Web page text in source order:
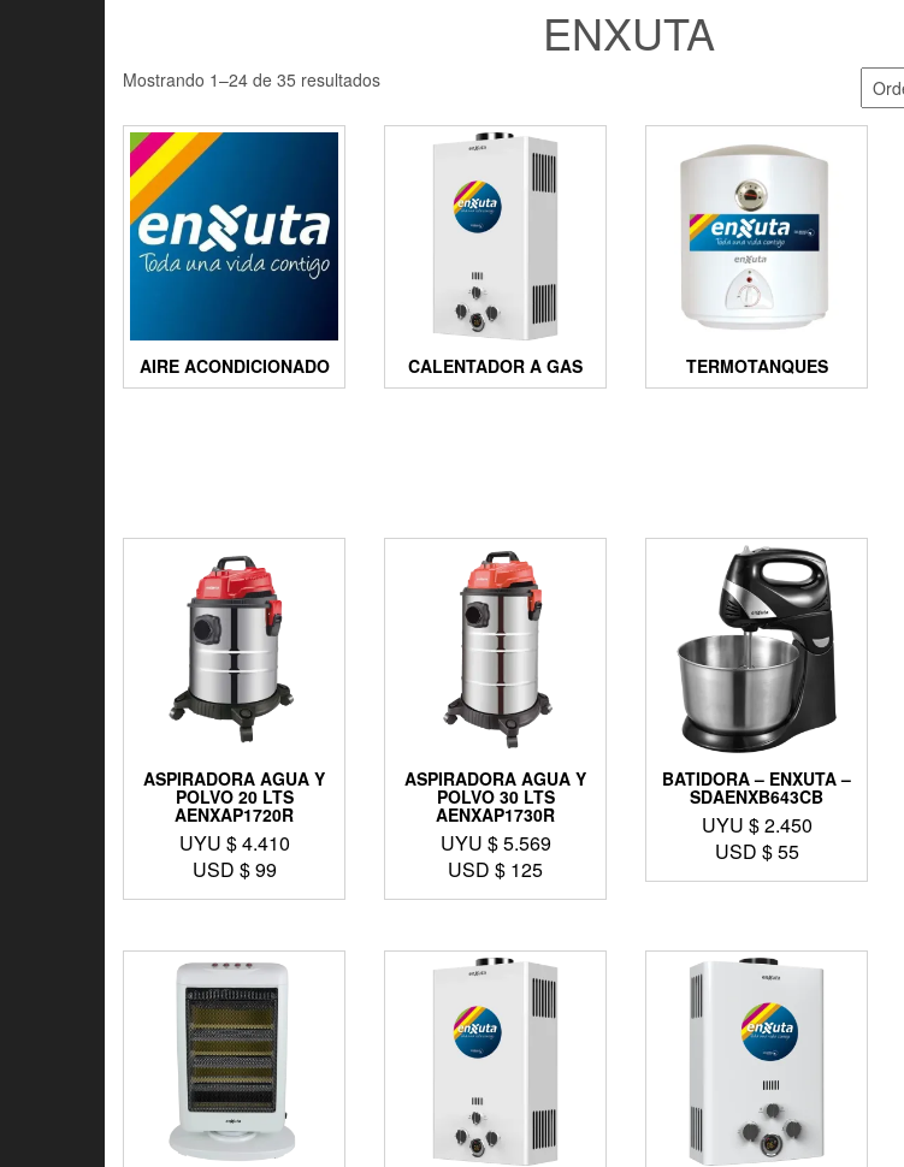
ENXUTA
Mostrando 1–24 de 35 resultados
AIRE ACONDICIONADO CALENTADOR A GAS TERMOTANQUES
ASPIRADORA AGUA Y
POLVO 20 LTS
AENXAP1720R
UYU $4.410
USD $99
ASPIRADORA AGUA Y
POLVO 30 LTS
AENXAP1730R
UYU $5.569
USD $ 125
BATIDORA – ENXUTA –
SDAENXB643CB
UYU $2.450
USD $55